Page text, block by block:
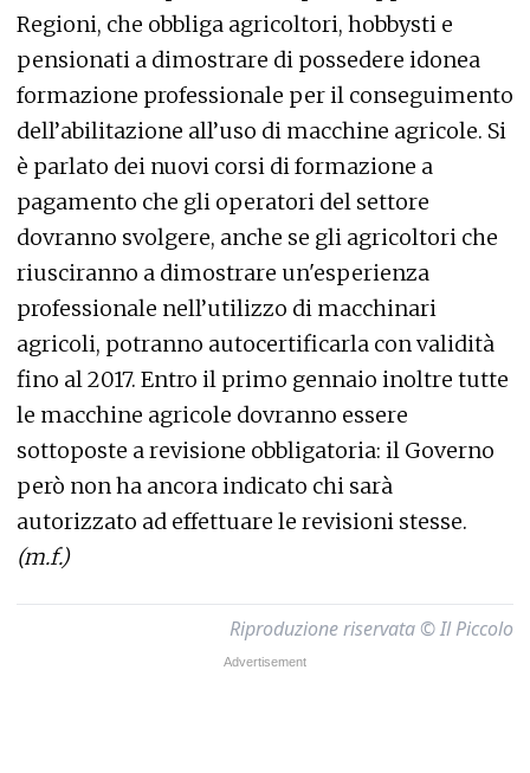
Regioni, che obbliga agricoltori, hobbysti e
pensionati a dimostrare di possedere idonea
formazione professionale per il conseguimento
dell’abilitazione all’uso di macchine agricole. Si
è parlato dei nuovi corsi di formazione a
pagamento che gli operatori del settore
dovranno svolgere, anche se gli agricoltori che
riusciranno a dimostrare un'esperienza
professionale nell’utilizzo di macchinari
agricoli, potranno autocertificarla con validità
fino al 2017. Entro il primo gennaio inoltre tutte
le macchine agricole dovranno essere
sottoposte a revisione obbligatoria: il Governo
però non ha ancora indicato chi sarà
autorizzato ad effettuare le revisioni stesse.
(m.f.)
Riproduzione riservata © Il Piccolo